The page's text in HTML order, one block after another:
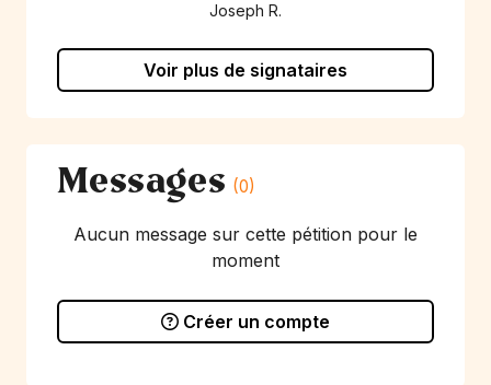
Joseph R.
Voir plus de signataires
Messages (0)
Aucun message sur cette pétition pour le
moment
Créer un compte